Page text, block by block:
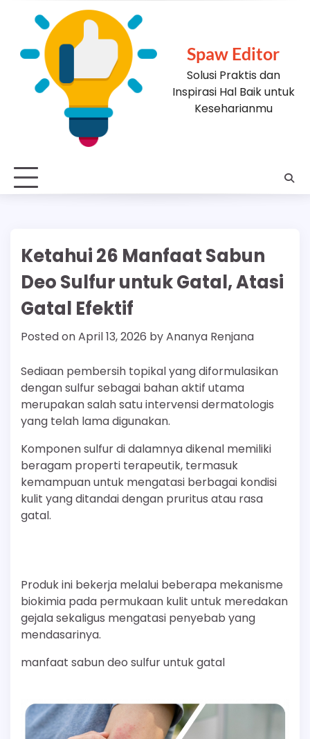
Spaw Editor
Solusi Praktis dan
Inspirasi Hal Baik untuk
Keseharianmu
Ketahui 26 Manfaat Sabun
Deo Sulfur untuk Gatal, Atasi
Gatal Efektif
Posted onApril 13, 2026 byAnanya Renjana
Sediaan pembersih topikal yang diformulasikan
dengan sulfur sebagai bahan aktif utama
merupakan salah satu intervensi dermatologis
yang telah lama digunakan.
Komponen sulfur di dalamnya dikenal memiliki
beragam properti terapeutik, termasuk
kemampuan untuk mengatasi berbagai kondisi
kulit yang ditandai dengan pruritus atau rasa
gatal.
Produk ini bekerja melalui beberapa mekanisme
biokimia pada permukaan kulit untuk meredakan
gejala sekaligus mengatasi penyebab yang
mendasarinya.
manfaat sabun deo sulfur untuk gatal